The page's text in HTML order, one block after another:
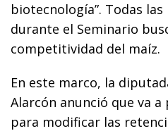
biotecnología”. Todas las
durante el Seminario
competitividad del maíz.
En este marco, la
Alarcón anunció que va
para modificar las